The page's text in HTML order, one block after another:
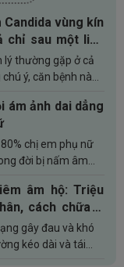
vùng kín
chỉ sau một liệu
lý thường gặp ở cả
ý, căn bệnh này
cho đời sống sinh
ám ảnh dai dẳng
chị em phụ nữ
đời bị nấm âm
thiệp hỗ trợ điều trị
âm hộ: Triệu
cách chữa &
gây đau và khó
kéo dài và tái